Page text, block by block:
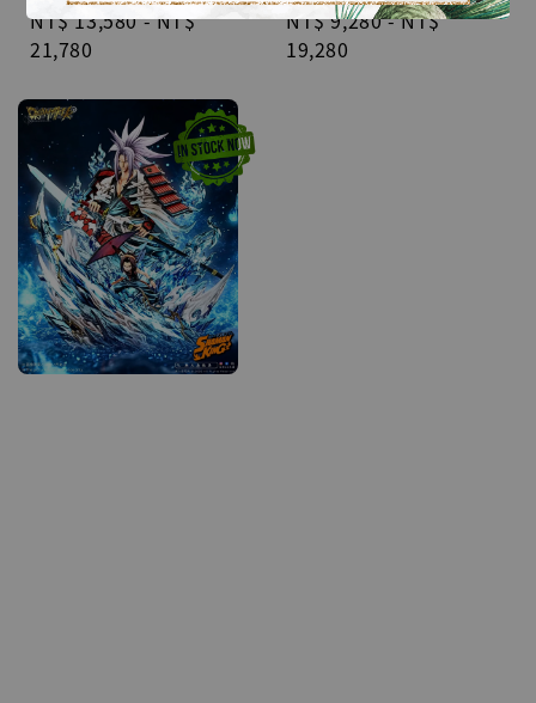
Regular
price
NT$ 13,580-NT$
21,780
Regular
price
NT$ 9,280-NT$
19,280